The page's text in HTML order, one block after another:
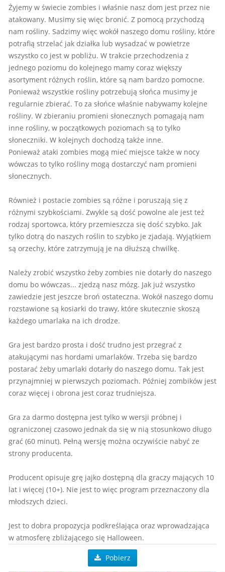
Żyjemy w świecie zombies i właśnie nasz dom jest przez nie
atakowany. Musimy się więc bronić. Z pomocą przychodzą
nam rośliny. Sadzimy więc wokół naszego domu rośliny, które
potrafią strzelać jak działka lub wysadzać w powietrze
wszystko co jest w pobliżu. W trakcie przechodzenia z
jednego poziomu do kolejnego mamy coraz większy
asortyment różnych roślin, które są nam bardzo pomocne.
Ponieważ wszystkie rośliny potrzebują słońca musimy je
regularnie zbierać. To za słońce właśnie nabywamy kolejne
rośliny. W zbieraniu promieni słonecznych pomagają nam
inne rośliny, w początkowych poziomach są to tylko
słoneczniki. W kolejnych dochodzą także inne.
Ponieważ ataki zombies mogą mieć miejsce także w nocy
wówczas to tylko rośliny mogą dostarczyć nam promieni
słonecznych.
Również i postacie zombies są różne i poruszają się z
różnymi szybkościami. Zwykle są dość powolne ale jest też
rodzaj sportowca, który przemieszcza się dość szybko. Jak
tylko dotrą do naszych roślin to szybko je zjadają. Wyjątkiem
są orzechy, które zatrzymują je na dłuższą chwilkę.
Należy zrobić wszystko żeby zombies nie dotarły do naszego
domu bo wówczas... zjedzą nasz mózg. Jak już wszystko
zawiedzie jest jeszcze broń ostateczna. Wokół naszego domu
rozstawione są kosiarki do trawy, które skutecznie skoszą
każdego umarlaka na ich drodze.
Gra jest bardzo prosta i dość trudno jest przegrać z
atakującymi nas hordami umarlaków. Trzeba się bardzo
postarać żeby umarlaki dotarły do naszego domu. Tak jest
przynajmniej w pierwszych poziomach. Później zombików jest
coraz więcej i obrona jest coraz trudniejsza.
Gra za darmo dostępna jest tylko w wersji próbnej i
ograniczonej czasowo jednak da się w nią stosunkowo długo
grać (60 minut). Pełną wersję można oczywiście nabyć ze
strony producenta.
Producent opisuje grę jajko dostępną dla graczy mających 10
lat i więcej (10+). Nie jest to więc program przeznaczony dla
młodszych dzieci.
Jest to dobra propozycja podkreślająca oraz wprowadzająca
w atmosferę zbliżającego się Halloween.
Pobierz